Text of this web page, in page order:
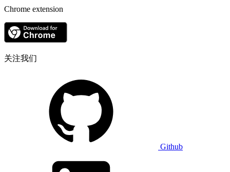
Chrome extension
关注我们
Github